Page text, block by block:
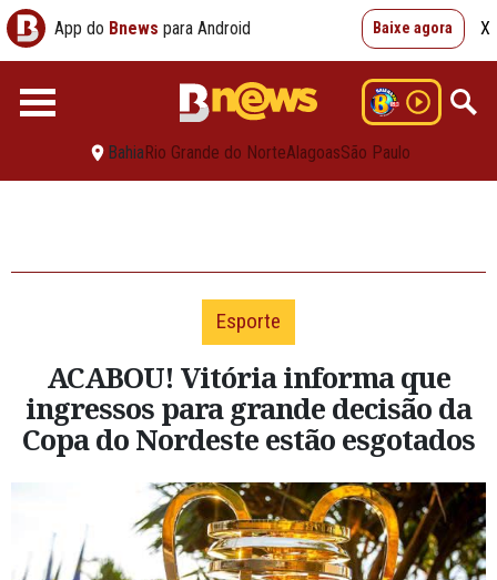
App do Bnews para Android Baixe agora X
BahiaRio Grande do NorteAlagoasSão Paulo
Esporte
ACABOU! Vitória informa que
ingressos para grande decisão da
Copa do Nordeste estão esgotados